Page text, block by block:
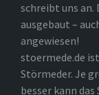
schreibt uns an.
ausgebaut –
angewiesen!
stoermede.de
Störmeder. Je
besser kann